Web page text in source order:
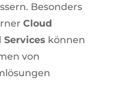
Besonders
Cloud
Services können
von